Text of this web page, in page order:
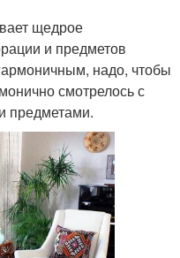
щедрое
и предметов
надо, чтобы
смотрелось с
предметами.